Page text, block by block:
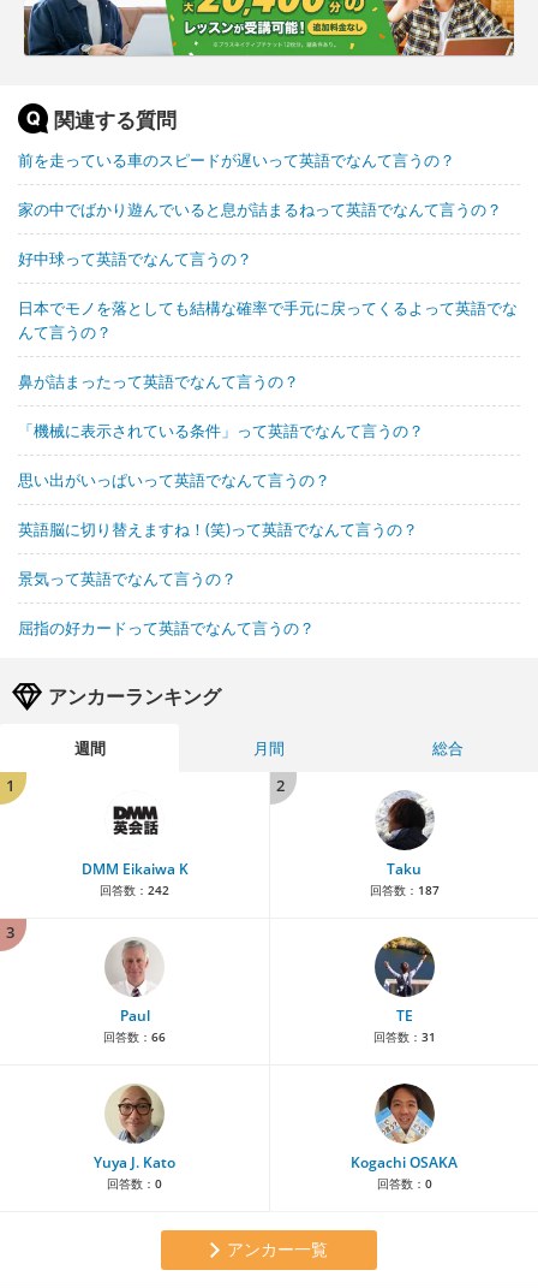
関連する質問
前を走っている車のスピードが遅いって英語でなんて言うの？
家の中でばかり遊んでいると息が詰まるねって英語でなんて言うの？
好中球って英語でなんて言うの？
日本でモノを落としても結構な確率で手元に戻ってくるよって英語でな
んて言うの？
鼻が詰まったって英語でなんて言うの？
「機械に表示されている条件」って英語でなんて言うの？
思い出がいっぱいって英語でなんて言うの？
英語脳に切り替えますね！(笑)って英語でなんて言うの？
景気って英語でなんて言うの？
屈指の好カードって英語でなんて言うの？
アンカーランキング
週間 月間
総合
1
DMM Eikaiwa K
回答数： 242
2
Taku
回答数： 187
3
Paul
回答数： 66
TE
回答数： 31
Yuya J. Kato
回答数： 0
Kogachi OSAKA
回答数： 0
アンカー一覧